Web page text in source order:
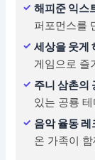
해피준 익스
퍼포먼스를
세상을 웃게
게임으로 즐
주니 삼촌의
있는 공룡
음악 율동
온 가족이